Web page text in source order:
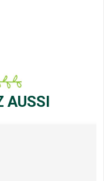
AUSSI